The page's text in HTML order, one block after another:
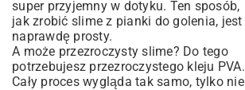
super przyjemny w dotyku. Ten sposób,
jak zrobić slime z pianki do golenia, jest
naprawdę prosty.
A może przezroczysty slime? Do tego
potrzebujesz przezroczystego kleju PVA.
Cały proces wygląda tak samo, tylko nie